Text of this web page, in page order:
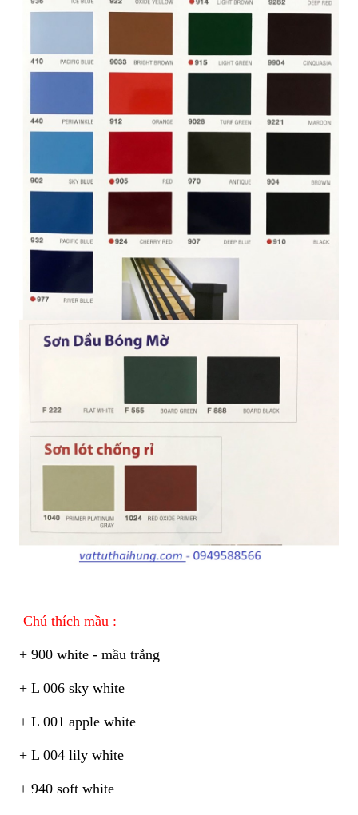
Chú thích mầu :
+ 900 white - mầu trắng
+ L 006 sky white
+ L 001 apple white
+ L 004 lily white
+ 940 soft white